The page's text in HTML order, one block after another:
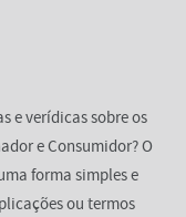
e verídicas sobre os
e Consumidor? O
forma simples e
ou termos